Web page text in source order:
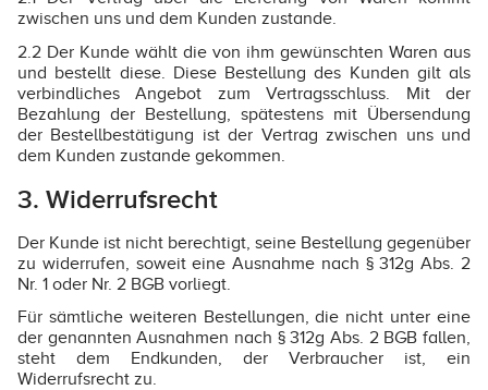
zwischen uns und dem Kunden zustande.
2.2 Der Kunde wählt die von ihm gewünschten Waren aus
und bestellt diese. Diese Bestellung des Kunden gilt als
verbindliches Angebot zum Vertragsschluss. Mit der
Bezahlung der Bestellung, spätestens mit Übersendung
der Bestellbestätigung ist der Vertrag zwischen uns und
dem Kunden zustande gekommen.
3. Widerrufsrecht
Der Kunde ist nicht berechtigt, seine Bestellung gegenüber
zu widerrufen, soweit eine Ausnahme nach § 312g Abs. 2
Nr. 1 oder Nr. 2 BGB vorliegt.
Für sämtliche weiteren Bestellungen, die nicht unter eine
der genannten Ausnahmen nach § 312g Abs. 2 BGB fallen,
steht dem Endkunden, der Verbraucher ist, ein
Widerrufsrecht zu.